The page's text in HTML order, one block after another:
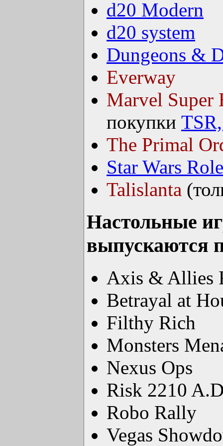
d20 Modern
d20 system
Dungeons &
Everway
Marvel Super
покупки
The Primal
Star Wars
Talislanta
Настольные
выпускаются
Axis & Allies
Betrayal at
Filthy Rich
Monsters
Nexus Ops
Risk 2210
Robo Rally
Vegas